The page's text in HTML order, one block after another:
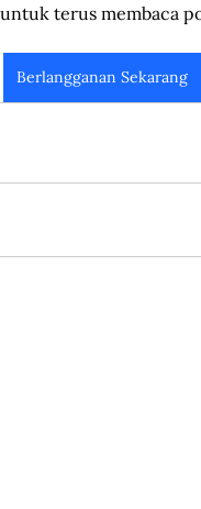
terus membaca
Berlangganan Sekarang